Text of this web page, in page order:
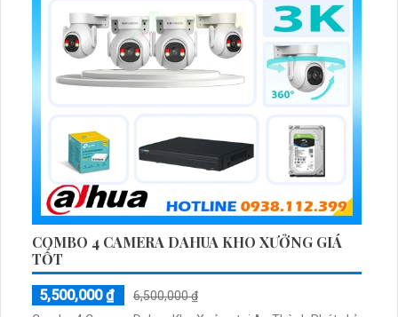
COMBO 4 CAMERA DAHUA KHO XƯỞNG GIÁ
TỐT
5,500,000 ₫
6,500,000 ₫